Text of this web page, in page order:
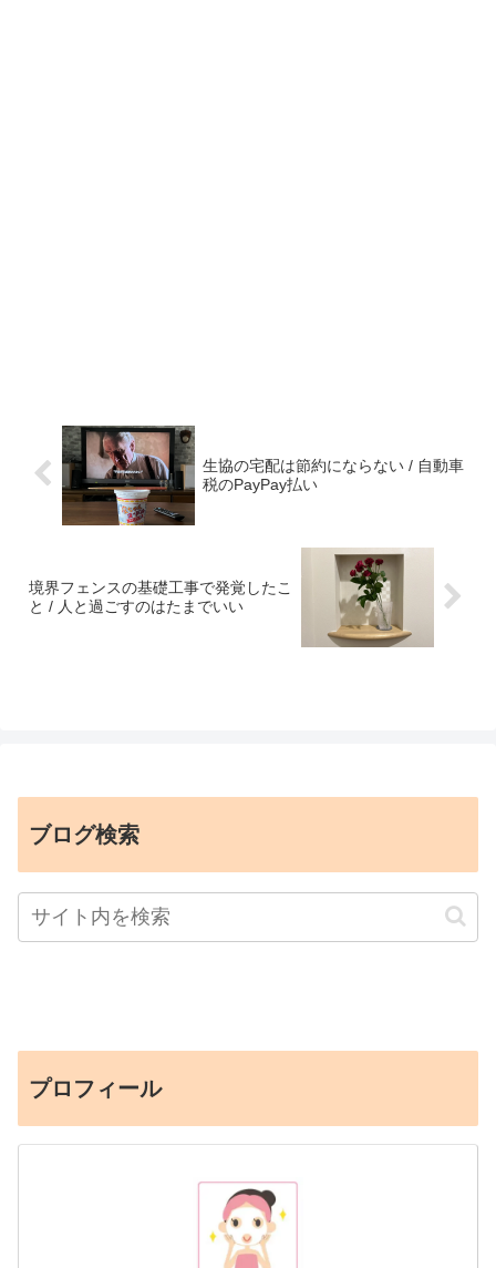
生協の宅配は節約にならない / 自動車
税のPayPay払い
境界フェンスの基礎工事で発覚したこ
と / 人と過ごすのはたまでいい
ブログ検索
プロフィール